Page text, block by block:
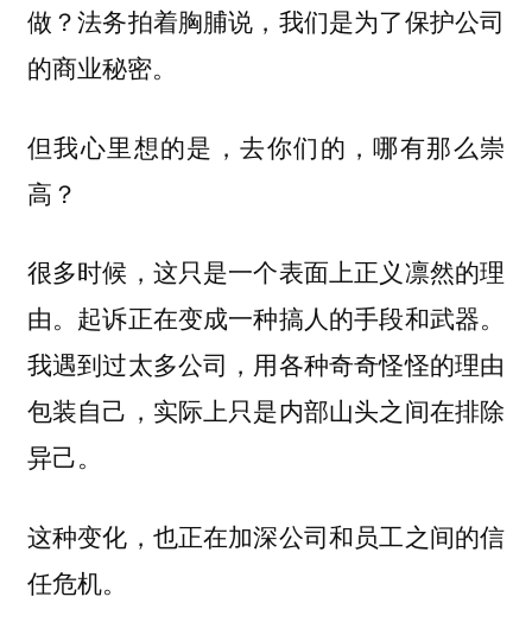
做？法务拍着胸脯说，我们是为了保护公司
的商业秘密。
但我心里想的是，去你们的，哪有那么崇
高？
很多时候，这只是一个表面上正义凛然的理
由。起诉正在变成一种搞人的手段和武器。
我遇到过太多公司，用各种奇奇怪怪的理由
包装自己，实际上只是内部山头之间在排除
异己。
这种变化，也正在加深公司和员工之间的信
任危机。